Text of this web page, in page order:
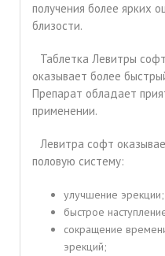
получения более ярких
близости.
Таблетка Левитры
оказывает более
Препарат обладает
применении.
Левитра софт
половую систему:
улучшение эрекции;
быстрое
сокращение
эрекций;